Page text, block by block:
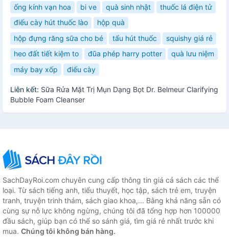
ống kính vạn hoa
bi ve quà sinh nhật
thuốc lá điện tử
điếu cày hút thuốc lào
hộp quà
hộp đựng răng sữa cho bé
tẩu hút thuốc
squishy giá rẻ
heo đất tiết kiệm to
đũa phép harry potter
quà lưu niệm
máy bay xốp
điếu cày
Liên kết: Sữa Rửa Mặt Trị Mụn Dạng Bọt Dr. Belmeur Clarifying
Bubble Foam Cleanser
SachDayRoi.com chuyên cung cấp thông tin giá cả sách các thể
loại. Từ sách tiếng anh, tiểu thuyết, học tập, sách trẻ em, truyện
tranh, truyện trinh thám, sách giao khoa,... Bằng khả năng sẵn có
cùng sự nỗ lực không ngừng, chúng tôi đã tổng hợp hơn 100000
đầu sách, giúp bạn có thể so sánh giá, tìm giá rẻ nhất trước khi
mua. Chúng tôi không bán hàng.